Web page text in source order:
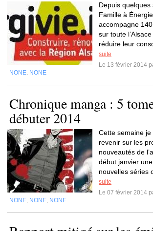
Depuis
Famille à
accompagne
sur toute
réduire leur
suite
Le 13 février 2014
NONE NONE
Chronique manga : 5
débuter 2014
Cette semaine
revenir sur les
nouveautés de
début janvier
nouvelles séries
suite
Le 07 février 2014
NONE NONE NONE